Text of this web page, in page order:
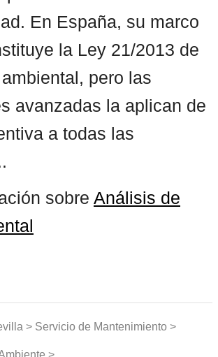
En España, su marco
la Ley 21/2013 de
pero las
avanzadas la aplican de
a todas las
sobre Análisis de
> Servicio de Mantenimiento >
>